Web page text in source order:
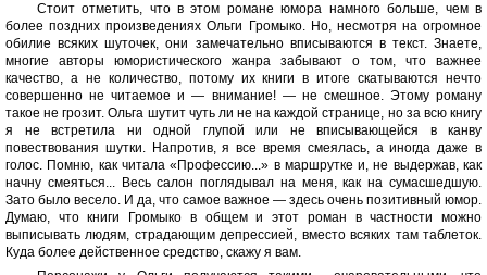
Стоит отметить, что в этом романе юмора намного больше, чем в
более поздних произведениях Ольги Громыко. Но, несмотря на огромное
обилие всяких шуточек, они замечательно вписываются в текст. Знаете,
многие авторы юмористического жанра забывают о том, что важнее
качество, а не количество, потому их книги в итоге скатываются нечто
совершенно не читаемое и — внимание! — не смешное. Этому роману
такое не грозит. Ольга шутит чуть ли не на каждой странице, но за всю книгу
я не встретила ни одной глупой или не вписывающейся в канву
повествования шутки. Напротив, я все время смеялась, а иногда даже в
голос. Помню, как читала «Профессию...» в маршрутке и, не выдержав, как
начну смеяться... Весь салон поглядывал на меня, как на сумасшедшую.
Зато было весело. И да, что самое важное — здесь очень позитивный юмор.
Думаю, что книги Громыко в общем и этот роман в частности можно
выписывать людям, страдающим депрессией, вместо всяких там таблеток.
Куда более действенное средство, скажу я вам.